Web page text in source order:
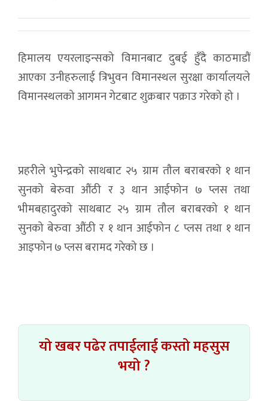
हिमालय एयरलाइन्सको विमानबाट दुबई हुँदै काठमाडौं
आएका उनीहरुलाई त्रिभुवन विमानस्थल सुरक्षा कार्यालयले
विमानस्थलको आगमन गेटबाट शुक्रबार पक्राउ गरेको हो ।
प्रहरीले भुपेन्द्रको साथबाट २५ ग्राम तौल बराबरको १ थान
सुनको बेरुवा औंठी र ३ थान आईफोन ७ प्लस तथा
भीमबहादुरको साथबाट २५ ग्राम तौल बराबरको १ थान
सुनको बेरुवा औंठी र १ थान आईफोन ८ प्लस तथा १ थान
आइफोन ७ प्लस बरामद गरेको छ ।
यो खबर पढेर तपाईलाई कस्तो महसुस
भयो ?